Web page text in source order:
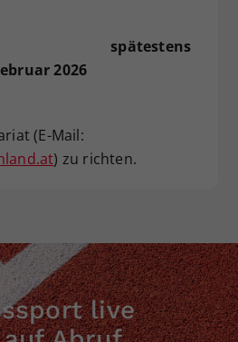
spätestens
2026
(E-Mail:
) zu richten.
live